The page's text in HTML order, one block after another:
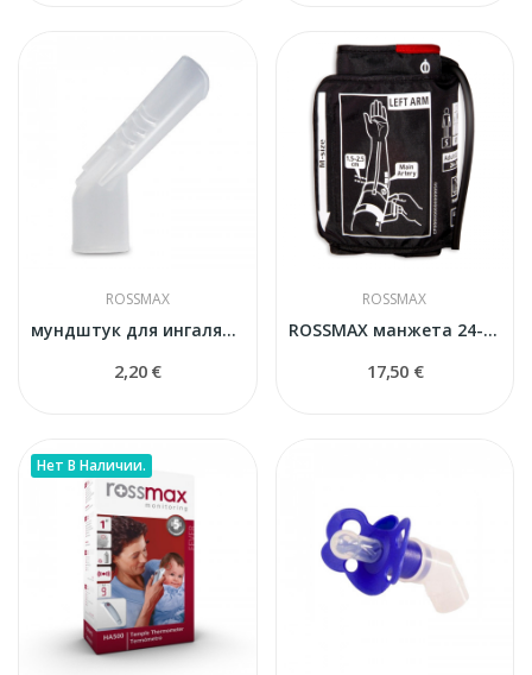
ROSSMAX
мундштук для ингалятора
2,20 €
ROSSMAX
ROSSMAX манжета 24-40 cм для тонометра
17,50 €
Нет В Наличии.